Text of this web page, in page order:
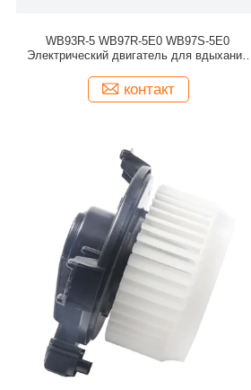
WB93R-5 WB97R-5E0 WB97S-5E0
Электрический двигатель для вдыхания
контакт